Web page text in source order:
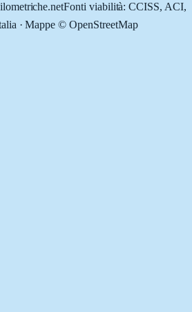
Fonti viabilità: CCISS, ACI,
· Mappe © OpenStreetMap